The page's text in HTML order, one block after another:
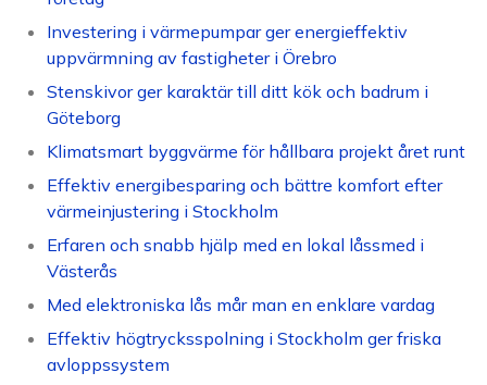
Investering i värmepumpar ger energieffektiv
uppvärmning av fastigheter i Örebro
Stenskivor ger karaktär till ditt kök och badrum i
Göteborg
Klimatsmart byggvärme för hållbara projekt året runt
Effektiv energibesparing och bättre komfort efter
värmeinjustering i Stockholm
Erfaren och snabb hjälp med en lokal låssmed i
Västerås
Med elektroniska lås mår man en enklare vardag
Effektiv högtrycksspolning i Stockholm ger friska
avloppssystem